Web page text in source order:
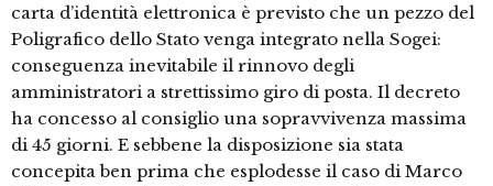
carta d’identità elettronica è previsto che un pezzo del
Poligrafico dello Stato venga integrato nella Sogei:
conseguenza inevitabile il rinnovo degli
amministratori a strettissimo giro di posta. Il decreto
ha concesso al consiglio una sopravvivenza massima
di 45 giorni. E sebbene la disposizione sia stata
concepita ben prima che esplodesse il caso di Marco